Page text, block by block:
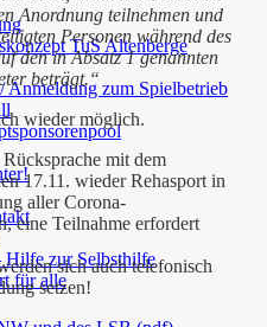
TuS Altenberge
Anmeldung zum Spielbetrieb
Hilfe zur Selbsthilfe
für alle
Anordnung teilnehmen und
Personen während des
den in Absatz 1 genannten
beträgt.“
wieder möglich.
mit dem
17.11. wieder Rehasport in
aller Corona-
eine Teilnahme erfordert
sich auch telefonisch
setzen!